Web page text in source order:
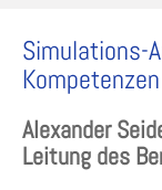
Simulations-
Kompetenzen
Alexander
Leitung des